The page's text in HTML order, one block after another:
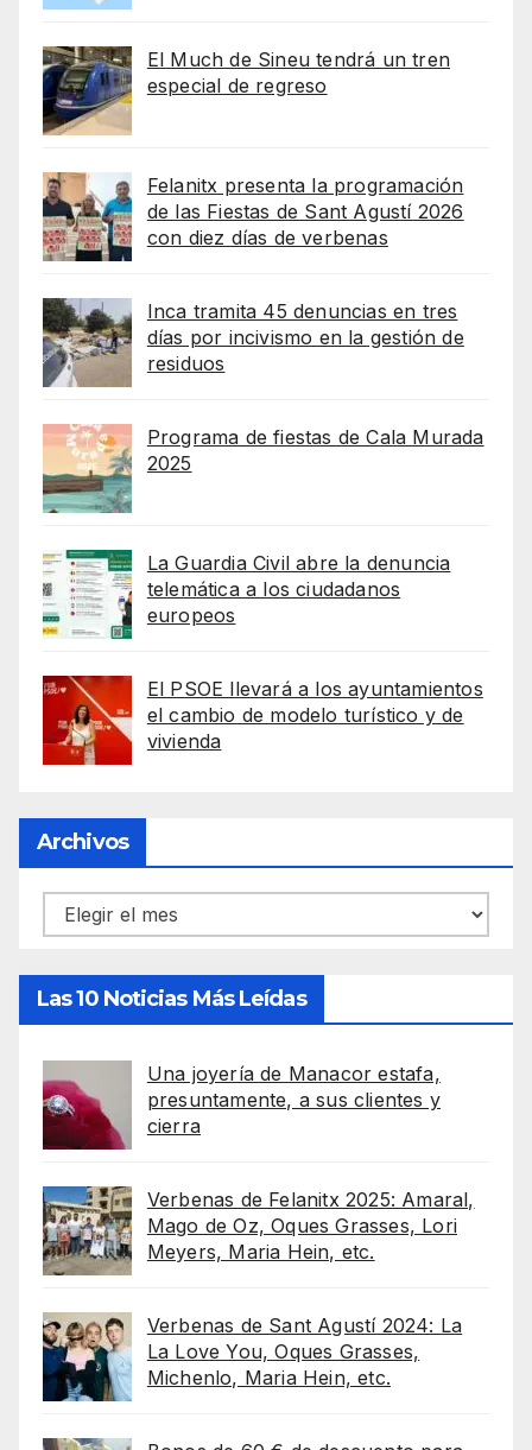
El Much de Sineu tendrá un tren
especial de regreso
Felanitx presenta la programación
de las Fiestas de Sant Agustí 2026
con diez días de verbenas
Inca tramita 45 denuncias en tres
días por incivismo en la gestión de
residuos
Programa de fiestas de Cala Murada
2025
La Guardia Civil abre la denuncia
telemática a los ciudadanos
europeos
El PSOE llevará a los ayuntamientos
el cambio de modelo turístico y de
vivienda
Archivos
Archivos
Las 10 Noticias Más Leídas
Una joyería de Manacor estafa,
presuntamente, a sus clientes y
cierra
Verbenas de Felanitx 2025: Amaral,
Mago de Oz, Oques Grasses, Lori
Meyers, Maria Hein, etc.
Verbenas de Sant Agustí 2024: La
La Love You, Oques Grasses,
Michenlo, Maria Hein, etc.